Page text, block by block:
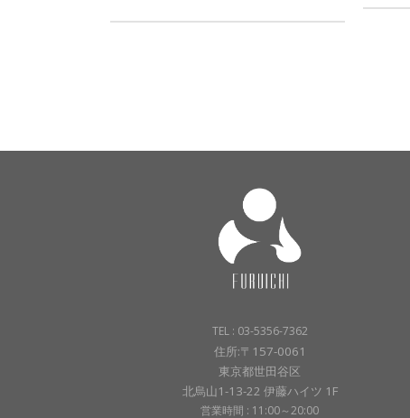
TEL : 03-5356-7362
住所:〒157-0061
東京都世田谷区
北烏山1-13-22 伊藤ハイツ 1F
営業時間 : 11:00～20:00